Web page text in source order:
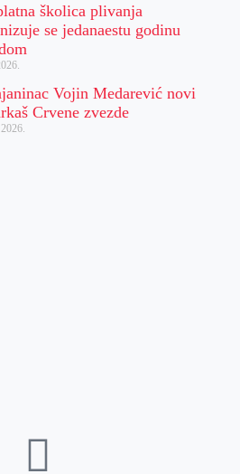
školica plivanja
se jedanaestu godinu
Vojin Medarević novi
Crvene zvezde